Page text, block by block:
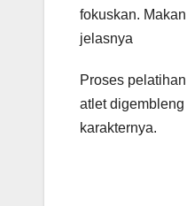
fokuskan.
jelasnya
Proses
atlet
karakternya.